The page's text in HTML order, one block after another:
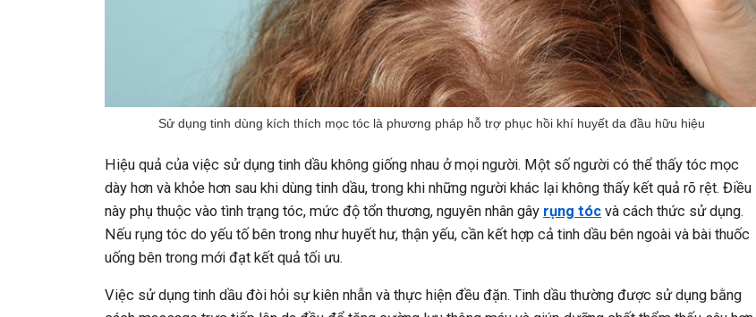
Sử dụng tinh dùng kích thích mọc tóc là phương pháp hỗ trợ phục hồi khí huyết da đầu hữu hiệu
Hiệu quả của việc sử dụng tinh dầu không giống nhau ở mọi người. Một số người có thể thấy tóc mọc
dày hơn và khỏe hơn sau khi dùng tinh dầu, trong khi những người khác lại không thấy kết quả rõ rệt. Điều
này phụ thuộc vào tình trạng tóc, mức độ tổn thương, nguyên nhân gây rụng tóc và cách thức sử dụng.
Nếu rụng tóc do yếu tố bên trong như huyết hư, thận yếu, cần kết hợp cả tinh dầu bên ngoài và bài thuốc
uống bên trong mới đạt kết quả tối ưu.
Việc sử dụng tinh dầu đòi hỏi sự kiên nhẫn và thực hiện đều đặn. Tinh dầu thường được sử dụng bằng